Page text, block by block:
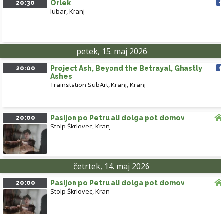
20:30 Orlek
lubar,Kranj
petek, 15. maj 2026
20:00
Project Ash, Beyond the Betrayal, Ghastly
Ashes
Trainstation SubArt, Kranj,Kranj
20:00 Pasijon po Petru ali dolga pot domov
Stolp Škrlovec,Kranj
četrtek, 14. maj 2026
20:00 Pasijon po Petru ali dolga pot domov
Stolp Škrlovec,Kranj